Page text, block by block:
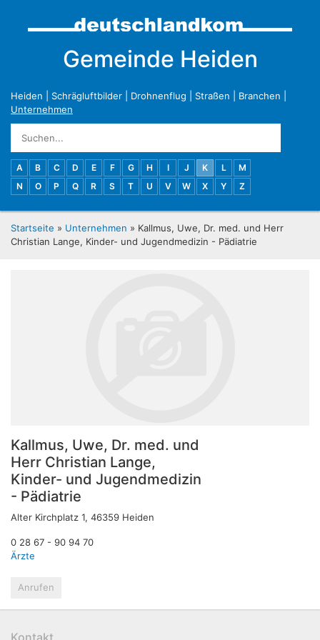
Gemeinde Heiden
Heiden Schrägluftbilder Drohnenflug Straßen Branchen
Unternehmen
A B C D E F G H I J K L
M
N
O P Q R S T U V W X Y Z
Startseite » Unternehmen » Kallmus, Uwe, Dr. med. und Herr
Christian Lange, Kinder- und Jugendmedizin - Pädiatrie
Kallmus, Uwe, Dr. med. und
Herr Christian Lange,
Kinder- und Jugendmedizin
- Pädiatrie
Alter Kirchplatz 1, 46359 Heiden
0 28 67 - 90 94 70
Ärzte
Anrufen
Kontakt